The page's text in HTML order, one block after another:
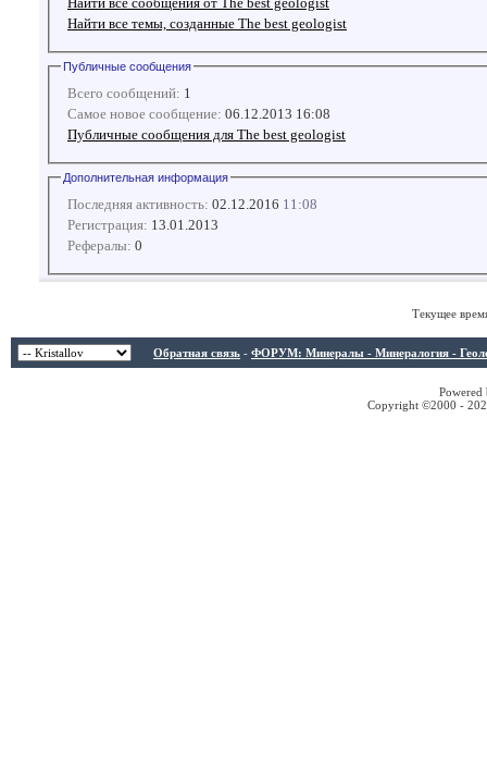
Найти все темы, созданные The best geologist
Публичные сообщения
Всего сообщений: 1
Самое новое сообщение: 06.12.2013 16:08
Публичные сообщения для The best geologist
Дополнительная информация
Последняя активность: 02.12.2016 11:08
Регистрация: 13.01.2013
Рефералы: 0
Текущее
Обратная связь - ФОРУМ: Минералы - Минералогия -
Copyright ©2000 -